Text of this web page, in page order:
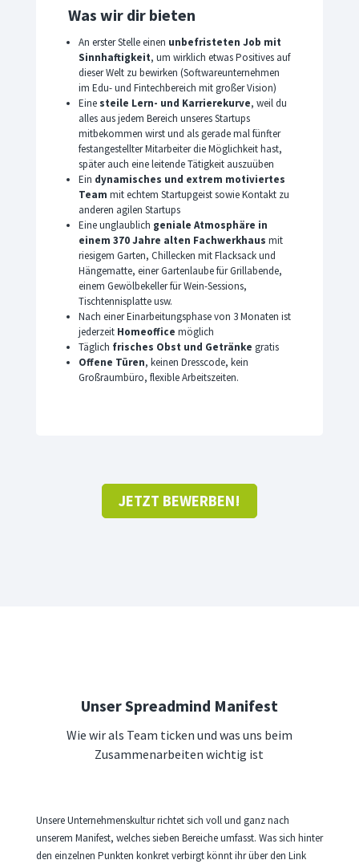
Was wir dir bieten
An erster Stelle einen unbefristeten Job mit
Sinnhaftigkeit, um wirklich etwas Positives auf
dieser Welt zu bewirken (Softwareunternehmen
im Edu- und Fintechbereich mit großer Vision)
Eine steile Lern- und Karrierekurve, weil du
alles aus jedem Bereich unseres Startups
mitbekommen wirst und als gerade mal fünfter
festangestellter Mitarbeiter die Möglichkeit hast,
später auch eine leitende Tätigkeit auszuüben
Ein dynamisches und extrem motiviertes
Team mit echtem Startupgeist sowie Kontakt zu
anderen agilen Startups
Eine unglaublich geniale Atmosphäre in
einem 370 Jahre alten Fachwerkhaus mit
riesigem Garten, Chillecken mit Flacksack und
Hängematte, einer Gartenlaube für Grillabende,
einem Gewölbekeller für Wein-Sessions,
Tischtennisplatte usw.
Nach einer Einarbeitungsphase von 3 Monaten ist
jederzeit Homeoffice möglich
Täglich frisches Obst und Getränke gratis
Offene Türen, keinen Dresscode, kein
Großraumbüro, flexible Arbeitszeiten.
JETZT BEWERBEN!
Unser Spreadmind Manifest
Wie wir als Team ticken und was uns beim
Zusammenarbeiten wichtig ist
Unsere Unternehmenskultur richtet sich voll und ganz nach
unserem Manifest, welches sieben Bereiche umfasst. Was sich hinter
den einzelnen Punkten konkret verbirgt könnt ihr über den Link